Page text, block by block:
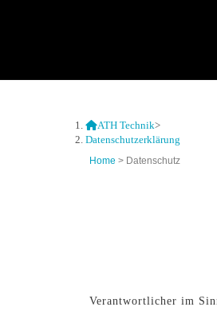
ATH Technik>
Datenschutzerklärung
Home > Datenschutz
Verantwortlicher im